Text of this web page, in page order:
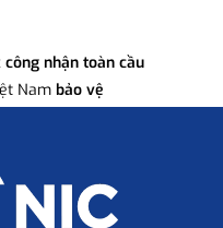
công nhận toàn cầu
Nam bảo vệ